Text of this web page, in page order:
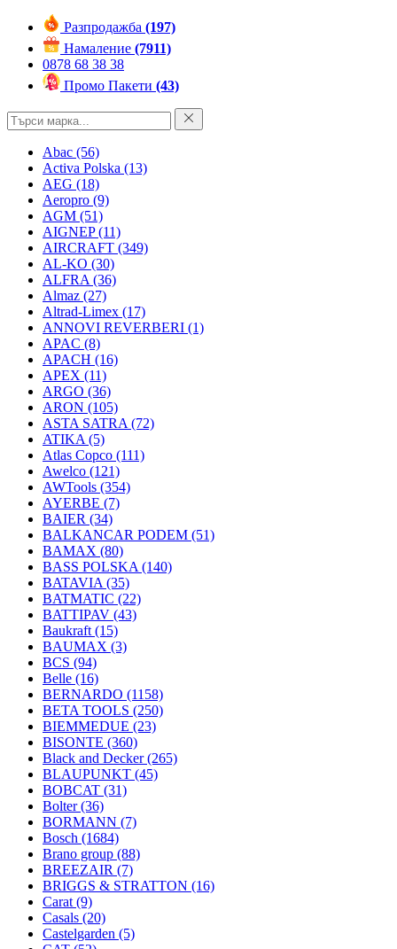
Разпродажба (197)
Намаление (7911)
0878 68 38 38
Промо Пакети (43)
Abac (56)
Activa Polska (13)
AEG (18)
Aeropro (9)
AGM (51)
AIGNEP(11)
AIRCRAFT (349)
AL-KO (30)
ALFRA (36)
Almaz (27)
Altrad-Limex (17)
ANNOVI REVERBERI (1)
APAC (8)
APACH (16)
APEX (11)
ARGO (36)
ARON (105)
ASTA SATRA (72)
ATIKA (5)
Atlas Copco (111)
Awelco (121)
AWTools (354)
AYERBE (7)
BAIER (34)
BALKANCAR PODEM (51)
BAMAX (80)
BASS POLSKA (140)
BATAVIA (35)
BATMATIC (22)
BATTIPAV (43)
Baukraft (15)
BAUMAX (3)
BCS (94)
Belle (16)
BERNARDO (1158)
BETA TOOLS (250)
BIEMMEDUE (23)
BISONTE (360)
Black and Decker(265)
BLAUPUNKT (45)
BOBCAT (31)
Bolter(36)
BORMANN (7)
Bosch (1684)
Brano group (88)
BREEZAIR (7)
BRIGGS & STRATTON (16)
Carat (9)
Casals (20)
Castelgarden (5)